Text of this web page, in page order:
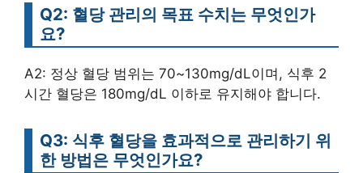
Q2: 혈당 관리의 목표 수치는 무엇인가
요?
A2: 정상 혈당 범위는 70~130mg/dL이며, 식후 2
시간 혈당은 180mg/dL 이하로 유지해야 합니다.
Q3: 식후 혈당을 효과적으로 관리하기 위
한 방법은 무엇인가요?